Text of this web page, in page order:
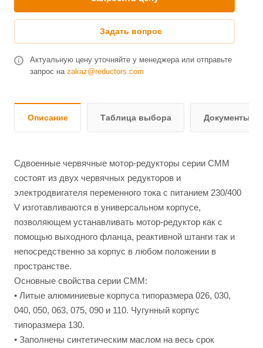
Задать вопрос
Актуальную цену уточняйте у менеджера или отправьте
запрос на zakaz@reductors.com
Описание Таблица выбора Документы и
Сдвоенные червячные мотор-редукторы серии СММ
состоят из двух червячных редукторов и
электродвигателя переменного тока с питанием 230/400
V изготавливаются в универсальном корпусе,
позволяющем устанавливать мотор-редуктор как с
помощью выходного фланца, реактивной штанги так и
непосредственно за корпус в любом положении в
пространстве.
Основные свойства серии СМM:
• Литые алюминиевые корпуса типоразмера 026, 030,
040, 050, 063, 075, 090 и 110. Чугунный корпус
типоразмера 130.
• Заполнены синтетическим маслом на весь срок